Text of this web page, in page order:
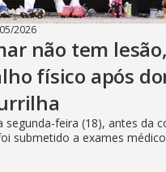
2026
não tem
físico após
segunda-feira (18), antes da
submetido a exames